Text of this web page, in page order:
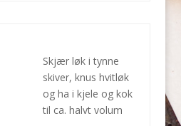
Skjær løk i tynne
skiver, knus hvitløk
og ha i kjele og kok
til ca. halvt volum